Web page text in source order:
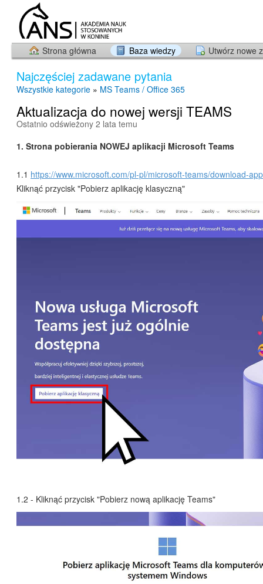
Strona główna Baza wiedzy Utwórz nowe
Najczęściej zadawane pytania
Wszystkie kategorie » MS Teams / Office 365
Aktualizacja do nowej wersji TEAMS
Ostatnio odświeżony 2 lata temu
1. Strona pobierania NOWEJ aplikacji Microsoft Teams
1.1 https://www.microsoft.com/pl-pl/microsoft-teams/download-app
Kliknąć przycisk "Pobierz aplikację klasyczną"
1.2 - Kliknąć przycisk "Pobierz nową aplikację Teams"